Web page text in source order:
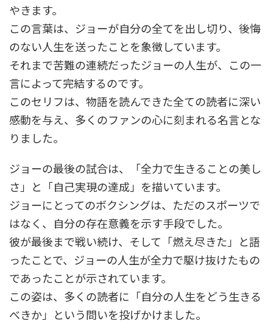
やきます。
この言葉は、ジョーが自分の全てを出し切り、後悔
のない人生を送ったことを象徴しています。
それまで苦難の連続だったジョーの人生が、この一
言によって完結するのです。
このセリフは、物語を読んできた全ての読者に深い
感動を与え、多くのファンの心に刻まれる名言とな
りました。
ジョーの最後の試合は、「全力で生きることの美し
さ」と「自己実現の達成」を描いています。
ジョーにとってのボクシングは、ただのスポーツで
はなく、自分の存在意義を示す手段でした。
彼が最後まで戦い続け、そして「燃え尽きた」と語
ったことで、ジョーの人生が全力で駆け抜けたもの
であったことが示されています。
この姿は、多くの読者に「自分の人生をどう生きる
べきか」という問いを投げかけました。